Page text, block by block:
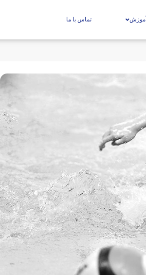
آموزش تماس با ما